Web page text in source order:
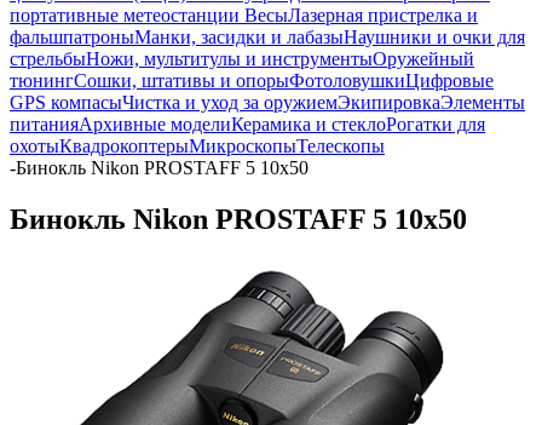
портативные метеостанции ВесыЛазерная пристрелка и
фальшпатроныМанки, засидки и лабазыНаушники и очки для
стрельбыНожи, мультитулы и инструментыОружейный
тюнингСошки, штативы и опорыФотоловушкиЦифровые
GPS компасыЧистка и уход за оружиемЭкипировкаЭлементы
питанияАрхивные моделиКерамика и стеклоРогатки для
охотыКвадрокоптерыМикроскопыТелескопы
-Бинокль Nikon PROSTAFF 5 10x50
Бинокль Nikon PROSTAFF 5 10x50